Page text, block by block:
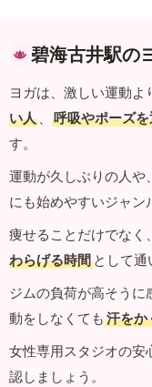
碧海古井駅の
ヨガは、激しい運動よ
い人 、 呼吸やポーズ
す。
運動が久しぶりの人や、
にも始めやすいジャン
痩せることだけでなく、
わらげる時間 として通
ジムの負荷が高そうに
動をしなくても 汗をか
女性専用スタジオの安
認しましょう。